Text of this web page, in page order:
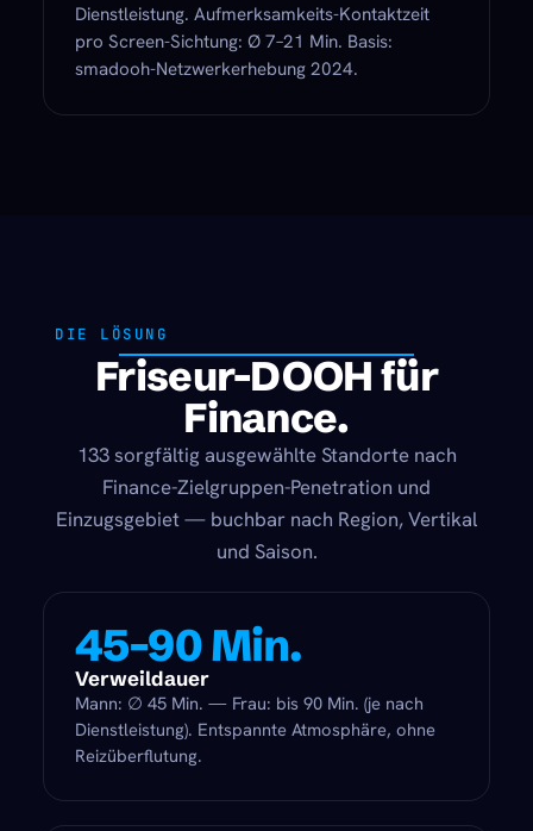
Dienstleistung. Aufmerksamkeits-Kontaktzeit
pro Screen-Sichtung: Ø 7–21 Min. Basis:
smadooh-Netzwerkerhebung 2024.
DIE LÖSUNG
Friseur-DOOH für
Finance.
133 sorgfältig ausgewählte Standorte nach
Finance-Zielgruppen-Penetration und
Einzugsgebiet — buchbar nach Region, Vertikal
und Saison.
45–90 Min.
Verweildauer
Mann: ∅ 45 Min. — Frau: bis 90 Min. (je nach
Dienstleistung). Entspannte Atmosphäre, ohne
Reizüberflutung.